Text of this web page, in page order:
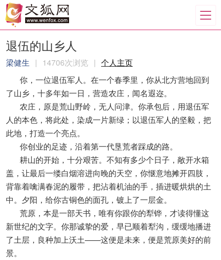
退伍的山乡人
梁健生 | 14706次浏览 | 个人主页
你，一位退伍军人。在一个春季里，你从北方营地回到
了山乡，十多年如一日，营造农庄，闻名遐迩。
农庄，原是荒山野岭，无人问津。你承包后，用退伍军
人的本色，将此处，染成一片新绿；以退伍军人的坚毅，把
此地，打造一个亮点。
你创业的足迹，沿着第一代垦荒者踩成的路。
耕山的开始，十分艰苦。不知有多少个日子，敞开水箱
盖，让最后一缕白烟溶进向晚的天空，你惬意地摊开四肢，
背靠着噙满春泥的履带，把沾着机油的手，插进暖烘烘的土
中。夕阳，给你古铜色的面孔，镀上了一层金。
荒原，本是一部天书，唯有你跟你的犁铧，才读得懂这
新世纪的文字。你那诚挚的爱，早已顺着犁沟，缓缓地播进
了土层，良种加上沃土——这便是未来，便是荒原美好的前
景。